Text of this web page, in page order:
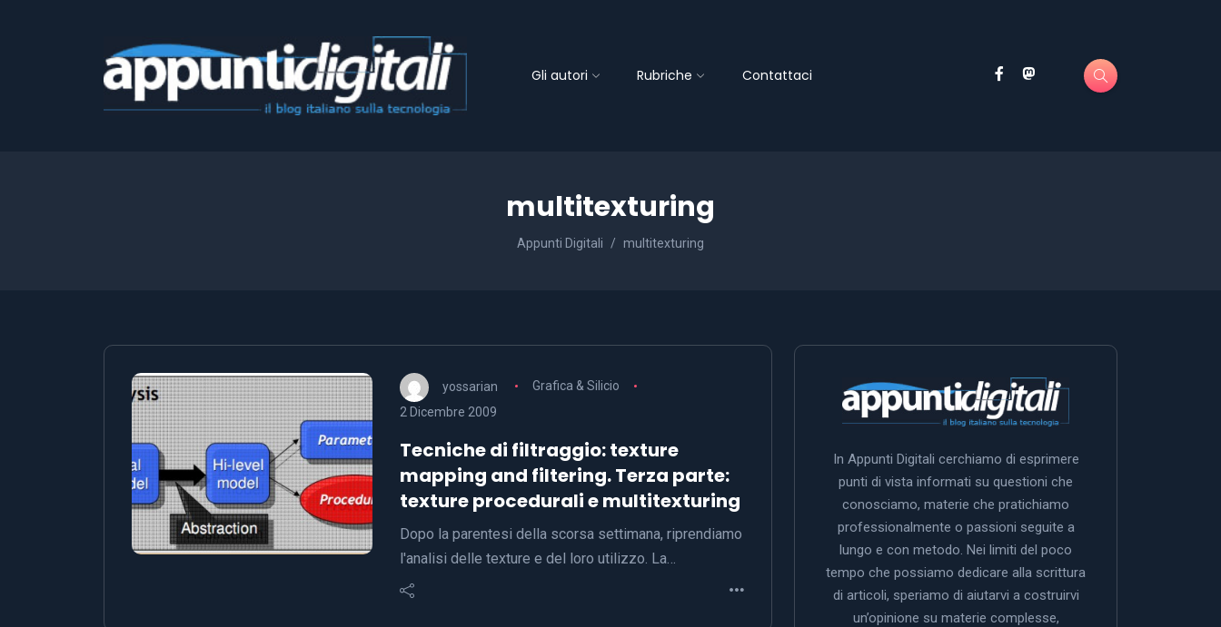
Gli autori Rubriche Contattaci
multitexturing
Appunti Digitali multitexturing
yossarian
Grafica & Silicio
2 Dicembre 2009
Tecniche di filtraggio: texture
mapping and filtering. Terza parte:
texture procedurali e multitexturing
Dopo la parentesi della scorsa settimana, riprendiamo
l'analisi delle texture e del loro utilizzo. La…
In Appunti Digitali cerchiamo di esprimere
punti di vista informati su questioni che
conosciamo, materie che pratichiamo
professionalmente o passioni seguite a
lungo e con metodo. Nei limiti del poco
tempo che possiamo dedicare alla scrittura
di articoli, speriamo di aiutarvi a costruirvi
un’opinione su materie complesse,